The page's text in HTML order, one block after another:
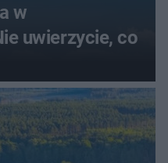
w
uwierzycie, co